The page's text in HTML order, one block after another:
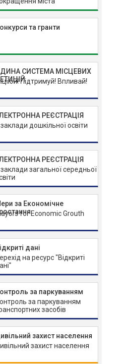
та гранти
СИСТЕМА МІСЦЕВИХ
Підтримуй! Впливай!
РЕЄСТРАЦІЯ
дошкільної освіти
РЕЄСТРАЦІЯ
загальної середньої
за Економічне
for Economic Grouth
дані
на ресурс "Відкриті
за паркуванням
за паркуванням
засобів
захист населення
захист населення